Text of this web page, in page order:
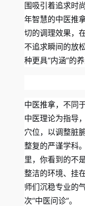
围吸引着追求时
年智慧的中医推
切的调理效果，
不追求瞬间的放
种更具“内涵”的养
中医推拿，不同
中医理论为指导
穴位，以调整脏
整复的严谨学科
里，你看到的不
整洁的环境、挂
师们沉稳专业的
次“中医问诊”。